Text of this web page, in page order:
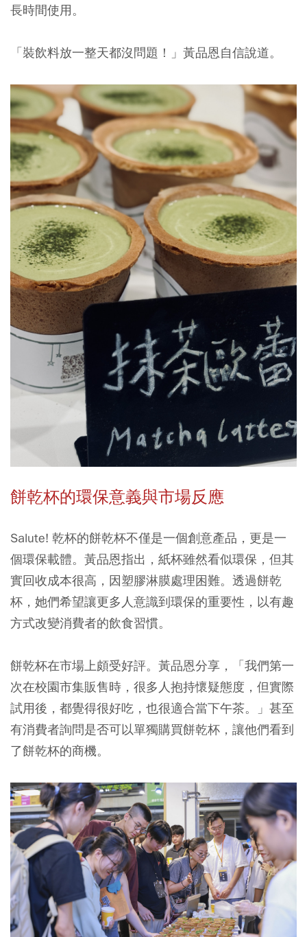
長時間使用。
「裝飲料放一整天都沒問題！」黃品恩自信說道。
餅乾杯的環保意義與市場反應
Salute! 乾杯的餅乾杯不僅是一個創意產品，更是一
個環保載體。黃品恩指出，紙杯雖然看似環保，但其
實回收成本很高，因塑膠淋膜處理困難。透過餅乾
杯，她們希望讓更多人意識到環保的重要性，以有趣
方式改變消費者的飲食習慣。
餅乾杯在市場上頗受好評。黃品恩分享，「我們第一
次在校園市集販售時，很多人抱持懷疑態度，但實際
試用後，都覺得很好吃，也很適合當下午茶。」甚至
有消費者詢問是否可以單獨購買餅乾杯，讓他們看到
了餅乾杯的商機。